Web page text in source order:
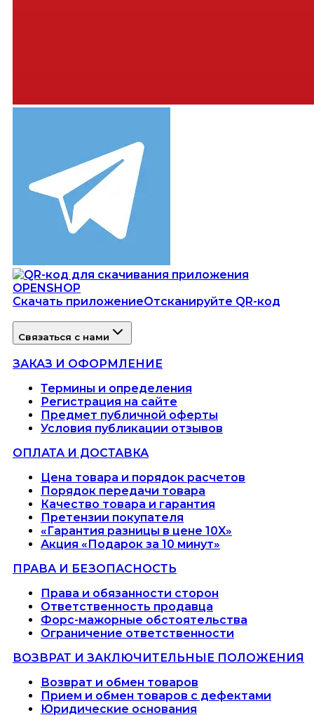
Скачать приложениеОтсканируйте QR-код
Связаться с нами
ЗАКАЗ И ОФОРМЛЕНИЕ
Термины и определения
Регистрация на сайте
Предмет публичной оферты
Условия публикации отзывов
ОПЛАТА И ДОСТАВКА
Цена товара и порядок расчетов
Порядок передачи товара
Качество товара и гарантия
Претензии покупателя
«Гарантия разницы в цене 10X»
Акция «Подарок за 10 минут»
ПРАВА И БЕЗОПАСНОСТЬ
Права и обязанности сторон
Ответственность продавца
Форс-мажорные обстоятельства
Ограничение ответственности
ВОЗВРАТ И ЗАКЛЮЧИТЕЛЬНЫЕ ПОЛОЖЕНИЯ
Возврат и обмен товаров
Прием и обмен товаров с дефектами
Юридические основания